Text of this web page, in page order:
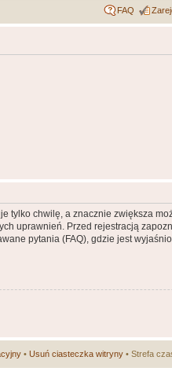
FAQ
tylko chwilę, a znacznie zwiększa
uprawnień. Przed rejestracją
pytania (FAQ), gdzie jest
• Usuń ciasteczka witryny • Strefa